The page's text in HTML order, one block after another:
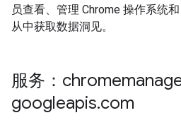
员查看、管理 Chrome 操作系统
从中获取数据洞见。
服务：
googleapis.com